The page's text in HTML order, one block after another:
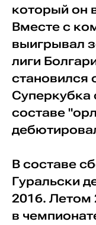
который он
Вместе с
выигрывал
лиги
становился
Суперкубка
составе
В составе
Гуральски
2016. Летом
в